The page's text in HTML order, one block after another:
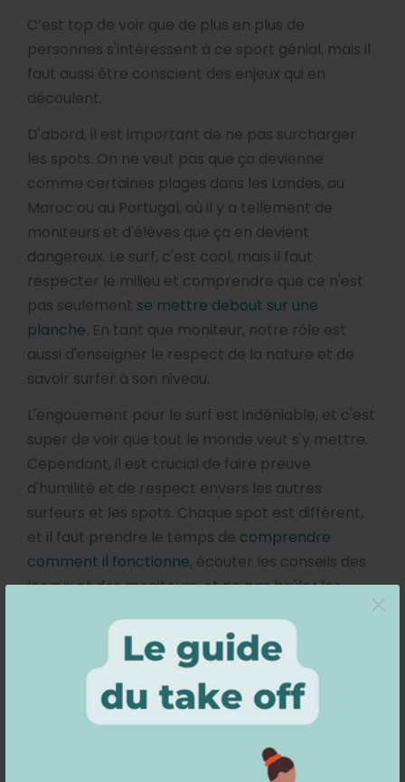
×
C’est top de voir que de plus en plus de
personnes s'intéressent à ce sport génial, mais il
faut aussi être conscient des enjeux qui en
découlent.
D'abord, il est important de ne pas surcharger
les spots. On ne veut pas que ça devienne
comme certaines plages dans les Landes, au
Maroc ou au Portugal, où il y a tellement de
moniteurs et d'élèves que ça en devient
dangereux. Le surf, c'est cool, mais il faut
respecter le milieu et comprendre que ce n'est
pas seulement se mettre debout sur une
planche. En tant que moniteur, notre rôle est
aussi d'enseigner le respect de la nature et de
savoir surfer à son niveau.
L'engouement pour le surf est indéniable, et c'est
super de voir que tout le monde veut s'y mettre.
Cependant, il est crucial de faire preuve
d'humilité et de respect envers les autres
surfeurs et les spots. Chaque spot est différent,
et il faut prendre le temps de comprendre
comment il fonctionne, écouter les conseils des
locaux et des moniteurs, et ne pas brûler les
Malheureusement, il arrive que certains
débutants se mettent en danger en allant surfer
sur des spots qui ne sont pas adaptés à leur
niveau. C'est là que nous, en tant que moniteurs
et surfeurs aguerris, avons la responsabilité
d'informer et de sensibiliser ces personnes